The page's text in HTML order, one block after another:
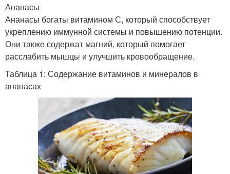
Ананасы
Ананасы богаты витамином С, который способствует
укреплению иммунной системы и повышению потенции.
Они также содержат магний, который помогает
расслабить мышцы и улучшить кровообращение.
Таблица 1: Содержание витаминов и минералов в
ананасах